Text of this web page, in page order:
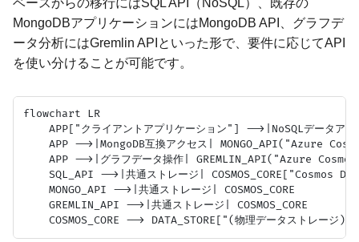
ベースからの移行にはSQL API（NoSQL）、既存の
MongoDBアプリケーションにはMongoDB API、グラフデ
ータ分析にはGremlin APIといった形で、要件に応じてAPI
を使い分けることが可能です。
flowchart LR
APP["クライアントアプリケーション"] -->|NoSQLデータ
APP -->|MongoDB互換アクセス| MONGO_API("Azure
APP -->|グラフデータ操作| GREMLIN_API("Azure
SQL_API -->|共通ストレージ| COSMOS_CORE["Cosmos DB
    MONGO_API -->|共通ストレージ| COSMOS_CORE
    GREMLIN_API -->|共通ストレージ| COSMOS_CORE